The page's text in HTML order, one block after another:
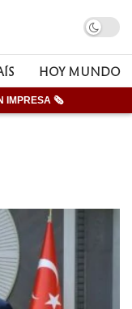
HOY MUNDO
IMPRESA 🗞